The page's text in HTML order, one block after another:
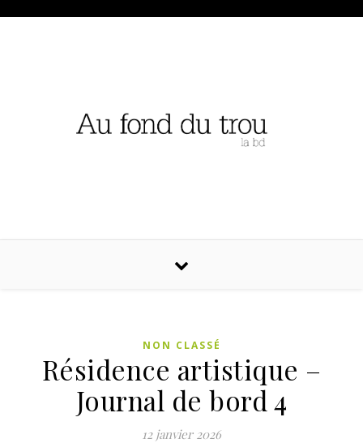
NON CLASSÉ
Résidence artistique –
Journal de bord 4
12 janvier 2026